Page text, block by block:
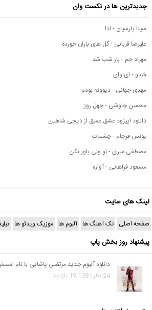
جدیدترین ها در نکست وان
سینا پارسیان - ادا
علیرضا قربانی - گل های باران خورده
مهراد جم - باز شب شد
شدو - ای وای
مهدی جهانی - دیوونه بودم
محسن چاوشی - چهل روز
دانلود اپیزود عشق عمیق از دیجی شاهین
یونس فرجام - چشمات
مصطفی میری - تو ولی باور نکن
مسعود فراهانی - آواره
لینک های سایت
صفحه اصلی تک آهنگ ها آلبوم ها موزیک ویدئو ها
پیشنهاد روز بخش پاپ
دانلود آلبوم جدید مرتضی پاشایی با نام
24 نظر | 19,108 بازدید